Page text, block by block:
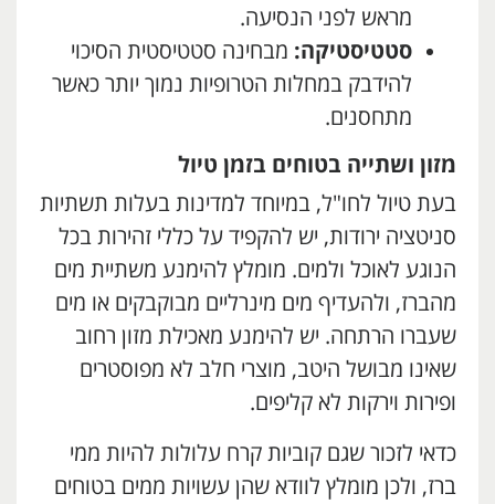
מראש לפני הנסיעה.
סטטיסטיקה: מבחינה סטטיסטית הסיכוי
להידבק במחלות הטרופיות נמוך יותר כאשר
מתחסנים.
מזון ושתייה בטוחים בזמן טיול
בעת טיול לחו"ל, במיוחד למדינות בעלות תשתיות
סניטציה ירודות, יש להקפיד על כללי זהירות בכל
הנוגע לאוכל ולמים. מומלץ להימנע משתיית מים
מהברז, ולהעדיף מים מינרליים מבוקבקים או מים
שעברו הרתחה. יש להימנע מאכילת מזון רחוב
שאינו מבושל היטב, מוצרי חלב לא מפוסטרים
ופירות וירקות לא קליפים.
כדאי לזכור שגם קוביות קרח עלולות להיות ממי
ברז, ולכן מומלץ לוודא שהן עשויות ממים בטוחים